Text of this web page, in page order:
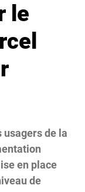
le
de la
en place
de